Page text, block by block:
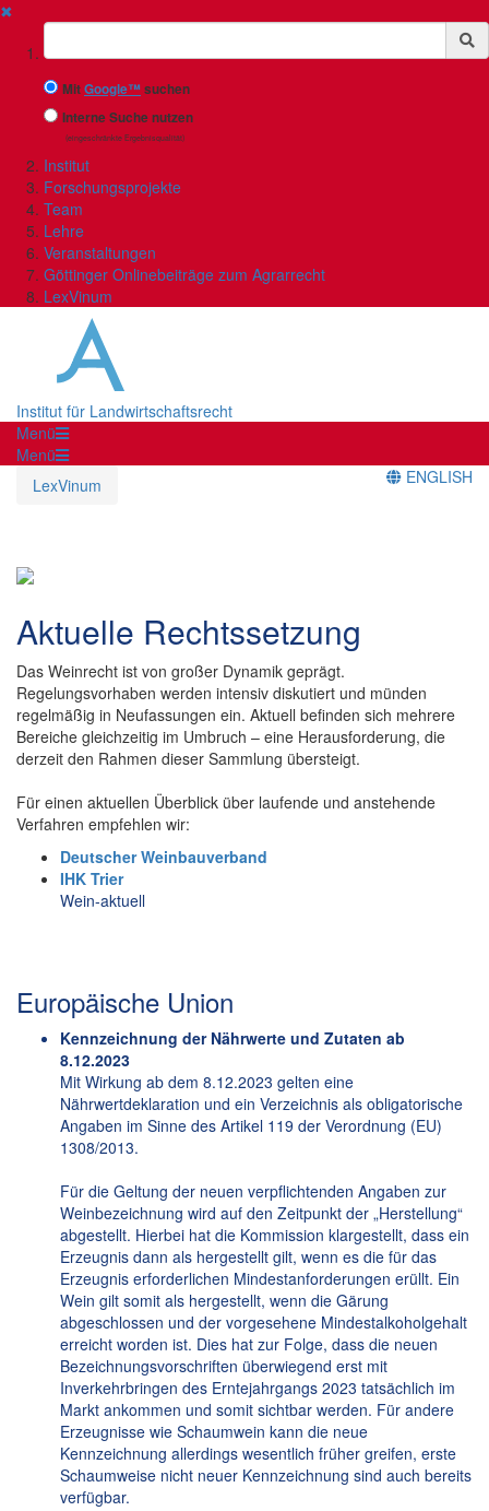
✖
Suchbegriff
MitGoogle™suchen
Interne Suche nutzen
(eingeschränkte Ergebnisqualität)
Institut
Forschungsprojekte
Team
Lehre
Veranstaltungen
Göttinger Onlinebeiträge zum Agrarrecht
LexVinum
Institut für Landwirtschaftsrecht
Menü
Menü
LexVinum
ENGLISH
Aktuelle Rechtssetzung
Das Weinrecht ist von großer Dynamik geprägt.
Regelungsvorhaben werden intensiv diskutiert und münden
regelmäßig in Neufassungen ein. Aktuell befinden sich mehrere
Bereiche gleichzeitig im Umbruch – eine Herausforderung, die
derzeit den Rahmen dieser Sammlung übersteigt.
Für einen aktuellen Überblick über laufende und anstehende
Verfahren empfehlen wir:
Deutscher Weinbauverband
IHK Trier
Wein-aktuell
Europäische Union
Kennzeichnung der Nährwerte und Zutaten ab
8.12.2023
Mit Wirkung ab dem 8.12.2023 gelten eine
Nährwertdeklaration und ein Verzeichnis als obligatorische
Angaben im Sinne des Artikel 119 der Verordnung (EU)
1308/2013.
Für die Geltung der neuen verpflichtenden Angaben zur
Weinbezeichnung wird auf den Zeitpunkt der „Herstellung“
abgestellt. Hierbei hat die Kommission klargestellt, dass ein
Erzeugnis dann als hergestellt gilt, wenn es die für das
Erzeugnis erforderlichen Mindestanforderungen erüllt. Ein
Wein gilt somit als hergestellt, wenn die Gärung
abgeschlossen und der vorgesehene Mindestalkoholgehalt
erreicht worden ist. Dies hat zur Folge, dass die neuen
Bezeichnungsvorschriften überwiegend erst mit
Inverkehrbringen des Erntejahrgangs 2023 tatsächlich im
Markt ankommen und somit sichtbar werden. Für andere
Erzeugnisse wie Schaumwein kann die neue
Kennzeichnung allerdings wesentlich früher greifen, erste
Schaumweise nicht neuer Kennzeichnung sind auch bereits
verfügbar.